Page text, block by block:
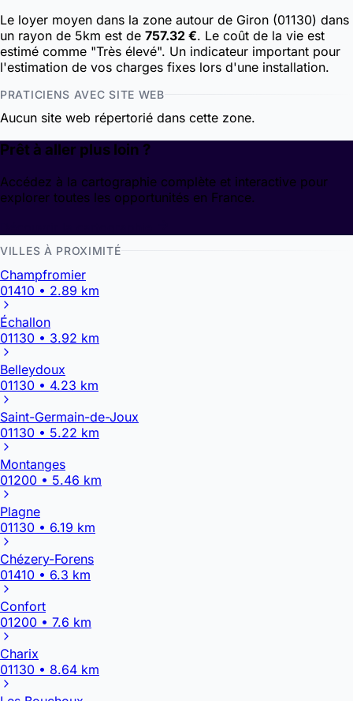
Le loyer moyen dans la zone autour de Giron (01130) dans
un rayon de 5km est de 757.32 €. Le coût de la vie est
estimé comme "Très élevé". Un indicateur important pour
l'estimation de vos charges fixes lors d'une installation.
PRATICIENS AVEC SITE WEB
Aucun site web répertorié dans cette zone.
Prêt à aller plus loin ?
Accédez à la cartographie complète et interactive pour
explorer toutes les opportunités en France.
VILLES À PROXIMITÉ
Champfromier
01410 • 2.89 km
Échallon
01130 • 3.92 km
Belleydoux
01130 • 4.23 km
Saint-Germain-de-Joux
01130 • 5.22 km
Montanges
01200 • 5.46 km
Plagne
01130 • 6.19 km
Chézery-Forens
01410 • 6.3 km
Confort
01200 • 7.6 km
Charix
01130 • 8.64 km